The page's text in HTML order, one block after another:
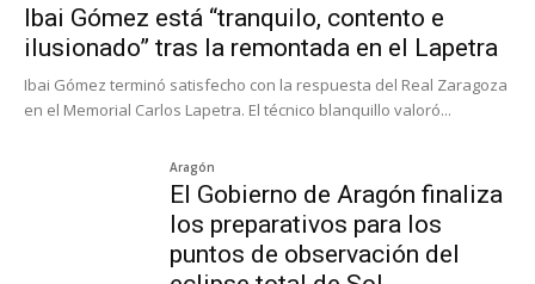
Ibai Gómez está “tranquilo, contento e
ilusionado” tras la remontada en el Lapetra
Ibai Gómez terminó satisfecho con la respuesta del Real Zaragoza
en el Memorial Carlos Lapetra. El técnico blanquillo valoró...
Aragón
El Gobierno de Aragón finaliza
los preparativos para los
puntos de observación del